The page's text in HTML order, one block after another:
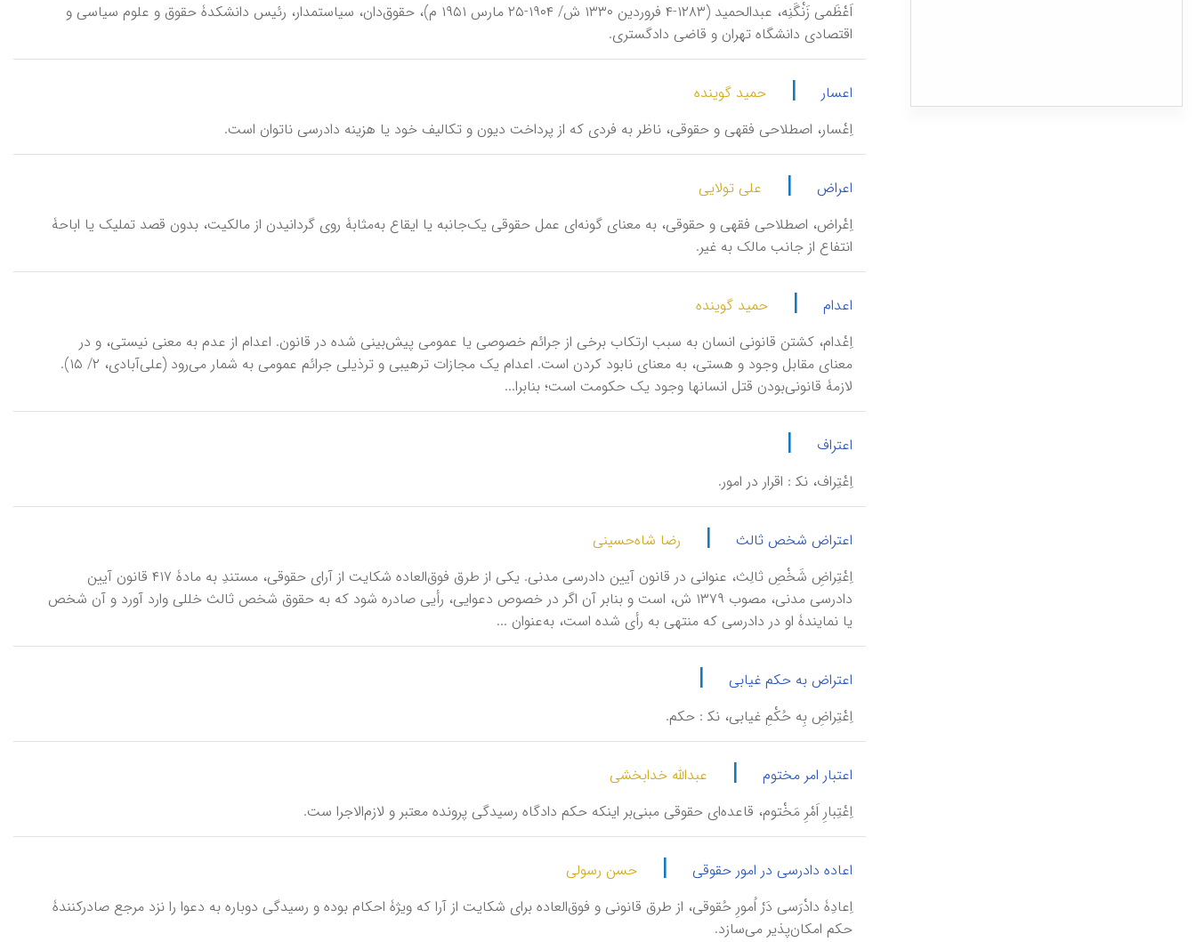
اَعْظَمی زَنْگَنِه، عبدالحمید (۱۲۸۳-۴ فروردین ۱۳۳۰ ش/ ۱۹۰۴-۲۵ مارس ۱۹۵۱ م)، حقوق‌دان، سیاستمدار، رئیس دانشکدۀ حقوق و علوم سیاسی و
اقتصادی دانشگاه تهران و قاضی دادگستری.
اعسار |
حمید گوینده
اِعْسار، اصطلاحی فقهی و حقوقی، ناظر به فردی که از پرداخت دیون و تکالیف خود یا هزینه دادرسی ناتوان است.
اعراض |
علی تولایی
اِعْراض، اصطلاحی فقهی و حقوقی، به معنای گونه‌ای عمل حقوقی یک‌جانبه یا ایقاع به‌مثابۀ روی گردانیدن از مالکیت، بدون قصد تملیک یا اباحۀ
انتفاع از جانب مالک به غیر.
اعدام |
حمید گوینده
اِعْدام، کشتن قانونی انسان به سبب ارتکاب برخی از جرائم خصوصی یا عمومی پیش‌بینی شده در قانون. اعدام از عدم به معنی نیستی، و در
معنای مقابل وجود و هستی، به معنای نابود کردن است. اعدام یک مجازات ترهیبی و ترذیلی جرائم عمومی به شمار می‌رود (علی‌آبادی، ۲/ ۱۵).
لازمۀ قانونی‌بودن قتل انسانها وجود یک حکومت است؛ بنابرا...
اعتراف |
اِعْتِراف، نک‍ : اقرار در امور.
اعتراض شخص ثالث |
رضا شاه‌حسینی
اِعْتِراضِ شَخْصِ ثالِث، عنوانی در قانون آیین دادرسی مدنی. یکی از طرق فوق‌العاده شکایت از آرای حقوقی، مستندِ به مادۀ ۴۱۷ قانون آیین
دادرسی مدنی، مصوب ۱۳۷۹ ش، است و بنابر آن اگر در خصوص دعوایی، رأیی صادره شود که به حقوق شخص ثالث خللی وارد آورد و آن شخص
یا نمایندۀ او در دادرسی که منتهی به رأی شده است، به‌عنوان ...
اعتراض به حکم غیابی |
اِعْتِراضِ بِه حُکْمِ غیابی، نک‍ : حکم.
اعتبار امر مختوم |
عبدالله خدابخشی
اِعْتِبارِ اَمْرِ مَخْتوم، قاعده‌ای حقوقی مبنی‌بر اینکه حکم دادگاه رسیدگی پرونده معتبر و لازم‌الاجرا ست.
اعاده دادرسی در امور حقوقی |
حسن رسولی
اِعادِۀ دادْرَسی دَرْ اُمورِ حُقوقی، از طرق قانونی و فوق‌العاده برای شکایت از آرا که ویژۀ احکام بوده و رسیدگی دوباره به دعوا را نزد مرجع صادرکنندۀ
حکم امکان‌پذیر می‌سازد.